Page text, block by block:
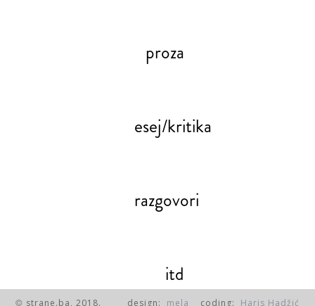
proza
esej/kritika
razgovori
itd
© strane.ba, 2018. design: mela coding: Haris Hadžić